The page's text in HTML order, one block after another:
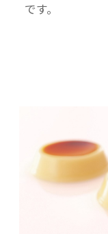
です。